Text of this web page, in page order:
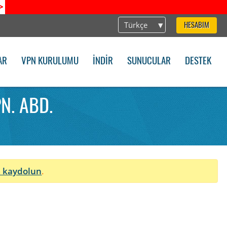
Türkçe HESABIM
VPN KURULUMU İNDIR SUNUCULAR DESTEK
ABD.
kaydolun.